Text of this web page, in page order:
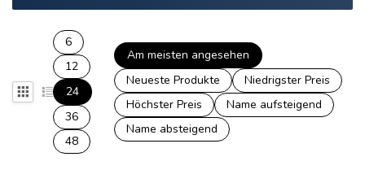
6
12
24
36
48
Am meisten angesehen
Neueste Produkte
Niedrigster Preis
Höchster Preis
Name aufsteigend
Name absteigend